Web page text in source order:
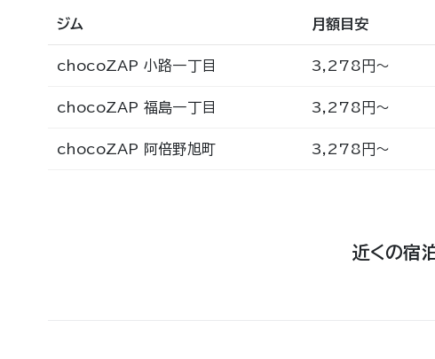
ジム 月額目安
chocoZAP 小路一丁目 3,278円〜
chocoZAP 福島一丁目 3,278円〜
chocoZAP 阿倍野旭町 3,278円〜
近くの宿